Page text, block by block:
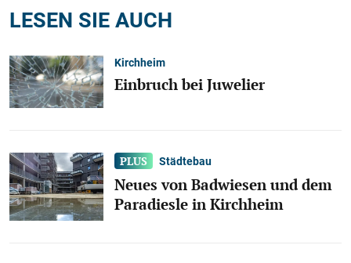
LESEN SIE AUCH
Kirchheim
Einbruch bei Juwelier
Städtebau
Neues von Badwiesen und dem
Paradiesle in Kirchheim